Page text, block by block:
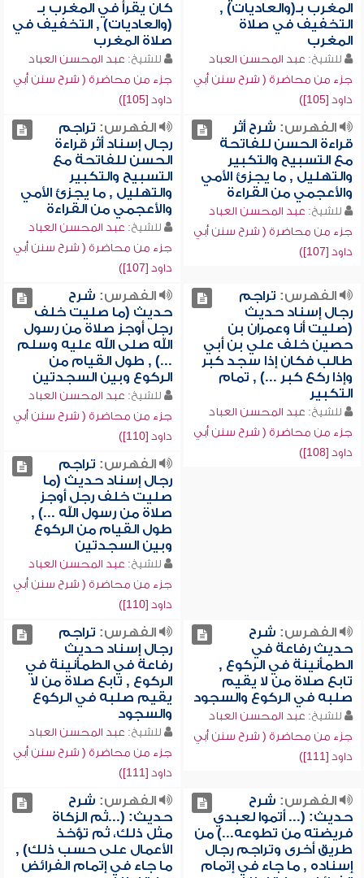
المغرب بـ(والعاديات) ,
التخفيف في صلاة
المغرب
للشيخ: عبد المحسن العباد
جزء من محاضرة ( شرح سنن أبي
داود [105])
كان يقرأ في المغرب بـ
(والعاديات) , التخفيف في
صلاة المغرب
للشيخ: عبد المحسن العباد
جزء من محاضرة ( شرح سنن أبي
داود [105])
الفهرس: شرح أثر
قراءة الحسن للفاتحة
مع التسبيح والتكبير
والتهليل , ما يجزئ الأمي
والأعجمي من القراءة
للشيخ: عبد المحسن العباد
جزء من محاضرة ( شرح سنن أبي
داود [107])
الفهرس: تراجم
رجال إسناد أثر قراءة
الحسن للفاتحة مع
التسبيح والتكبير
والتهليل , ما يجزئ الأمي
والأعجمي من القراءة
للشيخ: عبد المحسن العباد
جزء من محاضرة ( شرح سنن أبي
داود [107])
الفهرس: تراجم
رجال إسناد حديث
(صليت أنا وعمران بن
حصين خلف علي بن أبي
طالب فكان إذا سجد كبر
وإذا ركع كبر ...) , تمام
التكبير
للشيخ: عبد المحسن العباد
جزء من محاضرة ( شرح سنن أبي
داود [108])
الفهرس: شرح
حديث (ما صليت خلف
رجل أوجز صلاة من رسول
الله صلى الله عليه وسلم
...) , طول القيام من
الركوع وبين السجدتين
للشيخ: عبد المحسن العباد
جزء من محاضرة ( شرح سنن أبي
داود [110])
الفهرس: تراجم
رجال إسناد حديث (ما
صليت خلف رجل أوجز
صلاة من رسول الله ...) ,
طول القيام من الركوع
وبين السجدتين
للشيخ: عبد المحسن العباد
جزء من محاضرة ( شرح سنن أبي
داود [110])
الفهرس: شرح
حديث رفاعة في
الطمأنينة في الركوع ,
تابع صلاة من لا يقيم
صلبه في الركوع والسجود
للشيخ: عبد المحسن العباد
جزء من محاضرة ( شرح سنن أبي
داود [111])
الفهرس: تراجم
رجال إسناد حديث
رفاعة في الطمأنينة في
الركوع , تابع صلاة من لا
يقيم صلبه في الركوع
والسجود
للشيخ: عبد المحسن العباد
جزء من محاضرة ( شرح سنن أبي
داود [111])
الفهرس: شرح
حديث: (... أتموا لعبدي
فريضته من تطوعه...) من
طريق أخرى وتراجم رجال
إسناده , ما جاء في إتمام
الفهرس: شرح
حديث: (...ثم الزكاة
مثل ذلك، ثم تؤخذ
الأعمال على حسب ذلك) ,
ما جاء في إتمام الفرائض